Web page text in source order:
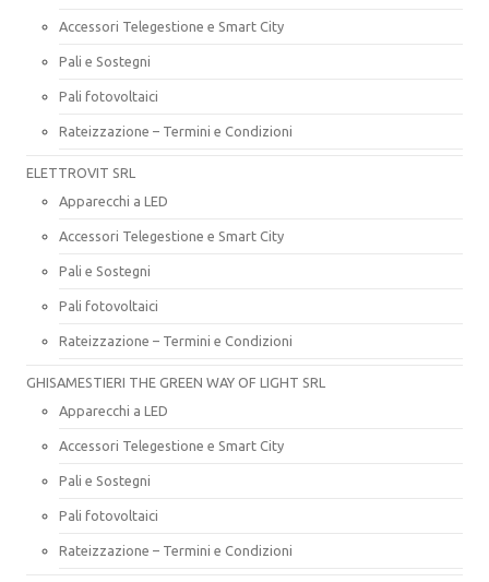
Accessori Telegestione e Smart City
Pali e Sostegni
Pali fotovoltaici
Rateizzazione – Termini e Condizioni
ELETTROVIT SRL
Apparecchi a LED
Accessori Telegestione e Smart City
Pali e Sostegni
Pali fotovoltaici
Rateizzazione – Termini e Condizioni
GHISAMESTIERI THE GREEN WAY OF LIGHT SRL
Apparecchi a LED
Accessori Telegestione e Smart City
Pali e Sostegni
Pali fotovoltaici
Rateizzazione – Termini e Condizioni